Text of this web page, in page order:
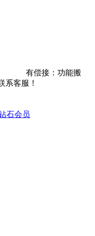
有偿接：功能搬
系客服！